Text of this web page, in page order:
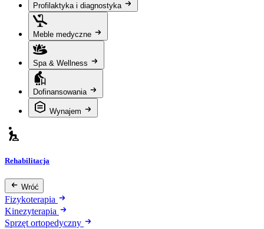
Profilaktyka i diagnostyka
Meble medyczne
Spa & Wellness
Dofinansowania
Wynajem
Rehabilitacja
Wróć
Fizykoterapia
Kinezyterapia
Sprzęt ortopedyczny